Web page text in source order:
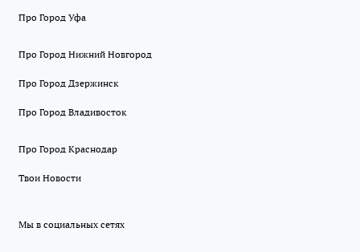
Про Город Уфа
Про Город Нижний Новгород
Про Город Дзержинск
Про Город Владивосток
Про Город Краснодар
Твои Новости
Мы в социальных сетях